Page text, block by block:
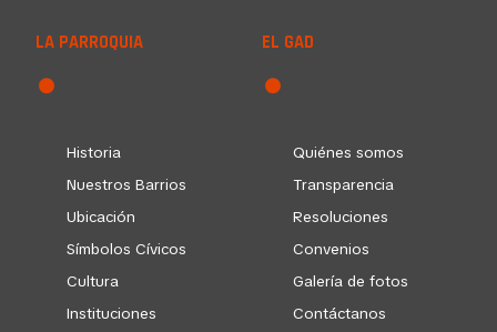
LA PARROQUIA
Historia
Nuestros Barrios
Ubicación
Símbolos Cívicos
Cultura
Instituciones
EL GAD
Quiénes somos
Transparencia
Resoluciones
Convenios
Galería de fotos
Contáctanos